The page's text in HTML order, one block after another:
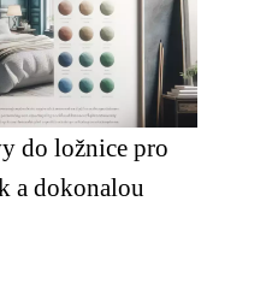
do ložnice pro
a dokonalou